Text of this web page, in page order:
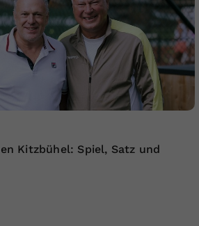
Kitzbühel: Spiel, Satz und